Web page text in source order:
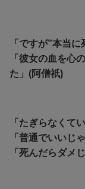
「ですが”本当に
「彼女の血を心
た」(阿僧祇)
「たぎらなくて
「普通でいいじ
「死んだらダメ